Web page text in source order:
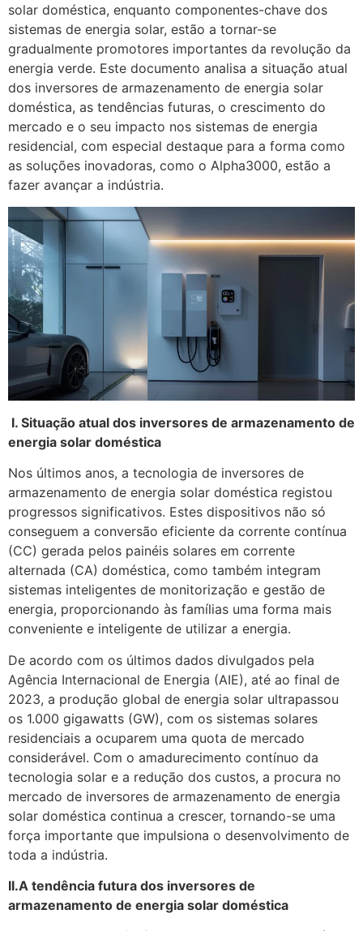
solar doméstica, enquanto componentes-chave dos
sistemas de energia solar, estão a tornar-se
gradualmente promotores importantes da revolução da
energia verde. Este documento analisa a situação atual
dos inversores de armazenamento de energia solar
doméstica, as tendências futuras, o crescimento do
mercado e o seu impacto nos sistemas de energia
residencial, com especial destaque para a forma como
as soluções inovadoras, como o Alpha3000, estão a
fazer avançar a indústria.
I. Situação atual dos inversores de armazenamento de
energia solar doméstica
Nos últimos anos, a tecnologia de inversores de
armazenamento de energia solar doméstica registou
progressos significativos. Estes dispositivos não só
conseguem a conversão eficiente da corrente contínua
(CC) gerada pelos painéis solares em corrente
alternada (CA) doméstica, como também integram
sistemas inteligentes de monitorização e gestão de
energia, proporcionando às famílias uma forma mais
conveniente e inteligente de utilizar a energia.
De acordo com os últimos dados divulgados pela
Agência Internacional de Energia (AIE), até ao final de
2023, a produção global de energia solar ultrapassou
os 1.000 gigawatts (GW), com os sistemas solares
residenciais a ocuparem uma quota de mercado
considerável. Com o amadurecimento contínuo da
tecnologia solar e a redução dos custos, a procura no
mercado de inversores de armazenamento de energia
solar doméstica continua a crescer, tornando-se uma
força importante que impulsiona o desenvolvimento de
toda a indústria.
II.A tendência futura dos inversores de
armazenamento de energia solar doméstica